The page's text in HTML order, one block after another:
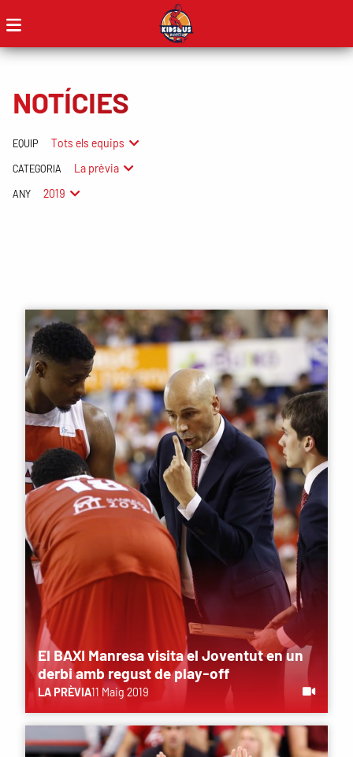
NOTÍCIES
EQUIP Tots els equips
CATEGORIA La prèvia
ANY 2019
El BAXI Manresa visita el Joventut en un
derbi amb regust de play-off
LA PRÈVIA11 Maig 2019